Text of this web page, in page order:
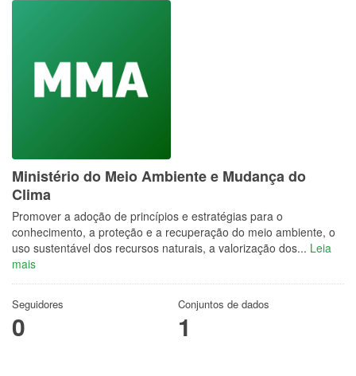
Ministério do Meio Ambiente e Mudança do
Clima
Promover a adoção de princípios e estratégias para o
conhecimento, a proteção e a recuperação do meio ambiente, o
uso sustentável dos recursos naturais, a valorização dos... Leia
mais
Seguidores
0
Conjuntos de dados
1